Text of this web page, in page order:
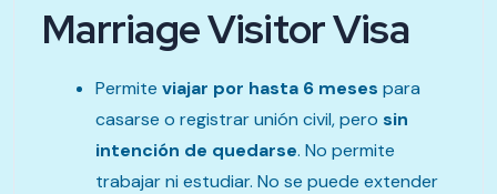
Marriage Visitor Visa
Permite viajar por hasta 6 meses para
casarse o registrar unión civil, pero sin
intención de quedarse. No permite
trabajar ni estudiar. No se puede extender